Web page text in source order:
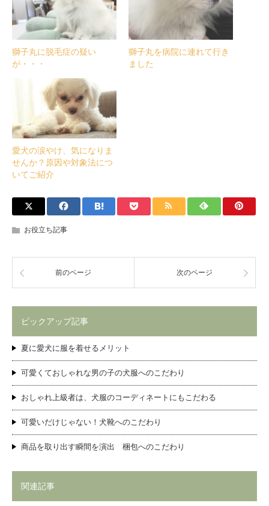
獅子丸に脱毛症の疑い
が・・・
獅子丸を病院に連れて行き
ました
愛犬の涙やけ、気になりま
せんか？原因や対象法につ
いてご紹介
お役立ち記事
前のページ 次のページ
ピックアップ記事
夏に愛犬に服を着せるメリット
可愛くておしゃれな男の子の犬服へのこだわり
おしゃれ上級者は、犬服のコーディネートにもこだわる
可愛いだけじゃない！犬靴へのこだわり
商品を取り出す瞬間を演出 梱包へのこだわり
関連記事